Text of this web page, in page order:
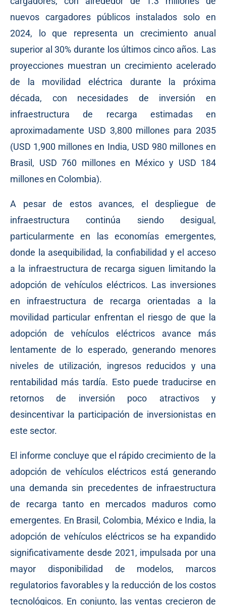
nuevos cargadores públicos instalados solo en
2024, lo que representa un crecimiento anual
superior al 30% durante los últimos cinco años. Las
proyecciones muestran un crecimiento acelerado
de la movilidad eléctrica durante la próxima
década, con necesidades de inversión en
infraestructura de recarga estimadas en
aproximadamente USD 3,800 millones para 2035
(USD 1,900 millones en India, USD 980 millones en
Brasil, USD 760 millones en México y USD 184
millones en Colombia).
A pesar de estos avances, el despliegue de
infraestructura continúa siendo desigual,
particularmente en las economías emergentes,
donde la asequibilidad, la confiabilidad y el acceso
a la infraestructura de recarga siguen limitando la
adopción de vehículos eléctricos. Las inversiones
en infraestructura de recarga orientadas a la
movilidad particular enfrentan el riesgo de que la
adopción de vehículos eléctricos avance más
lentamente de lo esperado, generando menores
niveles de utilización, ingresos reducidos y una
rentabilidad más tardía. Esto puede traducirse en
retornos de inversión poco atractivos y
desincentivar la participación de inversionistas en
este sector.
El informe concluye que el rápido crecimiento de la
adopción de vehículos eléctricos está generando
una demanda sin precedentes de infraestructura
de recarga tanto en mercados maduros como
emergentes. En Brasil, Colombia, México e India, la
adopción de vehículos eléctricos se ha expandido
significativamente desde 2021, impulsada por una
mayor disponibilidad de modelos, marcos
regulatorios favorables y la reducción de los costos
tecnológicos. En conjunto, las ventas crecieron de